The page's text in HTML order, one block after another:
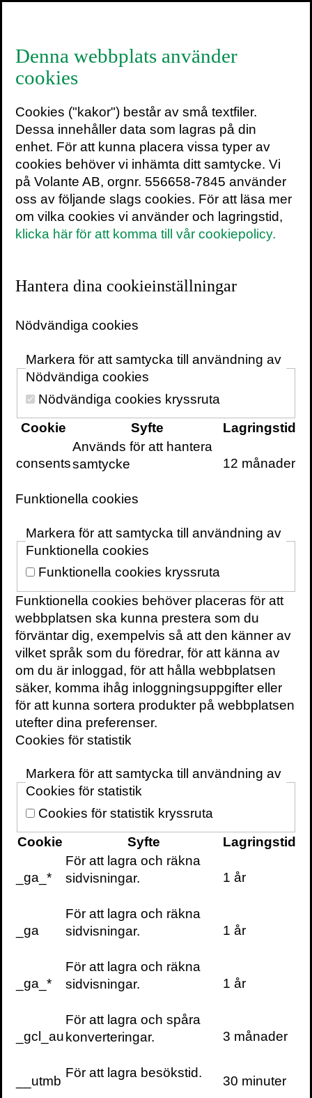
Jonna Bornemark
Jonna Bornemark är professor i filosofi
vid Centrum för praktisk kunskap på
Södertörns högskola, medverkar
regelbundet i Sveriges radios
eftertraktad föreläsare. Jonna är utan
och lästa filosofer. Hennes strid för det
omätbara och det mänskliga omdömet
har förändrat hur många ser på
samhället, våra yrkesliv och vår kultur.
Hennes genombrott som författare kom med
de bästsäljande böckernaDet omätbaras
renässans – en uppgörelse med
uppföljaren Horisonten finns alltid kvar
gav oss nya begrepp som ”förpappring” och
”mikromotstånd”. Med boken
och hav(2022) undersöker hon graviditet, liv
och jagets gränser: Är vi enskilda, ensamma
– eller hör vi samman?De levande(2025)är
första delen av bokserienVrida världen.
detta projekt utforskar Jonna att om vi
omprövar vår relation till både det levande
och materia kan vi tänka om runt vad som är
viktigt och börja göra annorlunda.De
undanträngda(2026) är den andra delen.
2017 var hon värd för
riksmötets öppnande och 2021 tilldelades
honHillesgårdspriset
och mod:
för att hon med sitt glasklara och stridbara
tänkande lyckats visa att om vi vill utveckla
det goda omdöme som krävs för att bygga
renässans för det omätbara, att vi
uppvärderar intuitionen och den empatiska
Jonna är en aktiv forskare inom områden
gränser, omdömets möjligheter, subjektivitet,
religionsfilosofi och bildningsbegreppet. Med
Institute for Public Affairsinledde hon sin
forskning på artificiell intelligens vs. omdöme.
Denna webbplats använder
cookies
Cookies ("kakor") består av små textfiler.
Dessa innehåller data som lagras på din
enhet. För att kunna placera vissa typer av
cookies behöver vi inhämta ditt samtycke. Vi
på Volante AB, orgnr. 556658-7845 använder
oss av följande slags cookies. För att läsa mer
om vilka cookies vi använder och lagringstid,
klicka här för att komma till vår cookiepolicy.
Hantera dina cookieinställningar
Nödvändiga cookies
Markera för att samtycka till användning av
Nödvändiga cookies
Nödvändiga cookies kryssruta
Cookie
Syfte Lagringstid
consents
Används för att hantera
samtycke
12 månader
Funktionella cookies
Markera för att samtycka till användning av
Funktionella cookies
Funktionella cookies kryssruta
Funktionella cookies behöver placeras för att
webbplatsen ska kunna prestera som du
förväntar dig, exempelvis så att den känner av
vilket språk som du föredrar, för att känna av
om du är inloggad, för att hålla webbplatsen
säker, komma ihåg inloggningsuppgifter eller
för att kunna sortera produkter på webbplatsen
utefter dina preferenser.
Cookies för statistik
Markera för att samtycka till användning av
Cookies för statistik
Cookies för statistik kryssruta
Cookie
Syfte Lagringstid
_ga_*
För att lagra och räkna
sidvisningar.
1 år
_ga
För att lagra och räkna
sidvisningar.
1 år
_ga_*
För att lagra och räkna
sidvisningar.
1 år
_gcl_au
För att lagra och spåra
konverteringar.
3 månader
__utmb
För att lagra besökstid.
30 minuter